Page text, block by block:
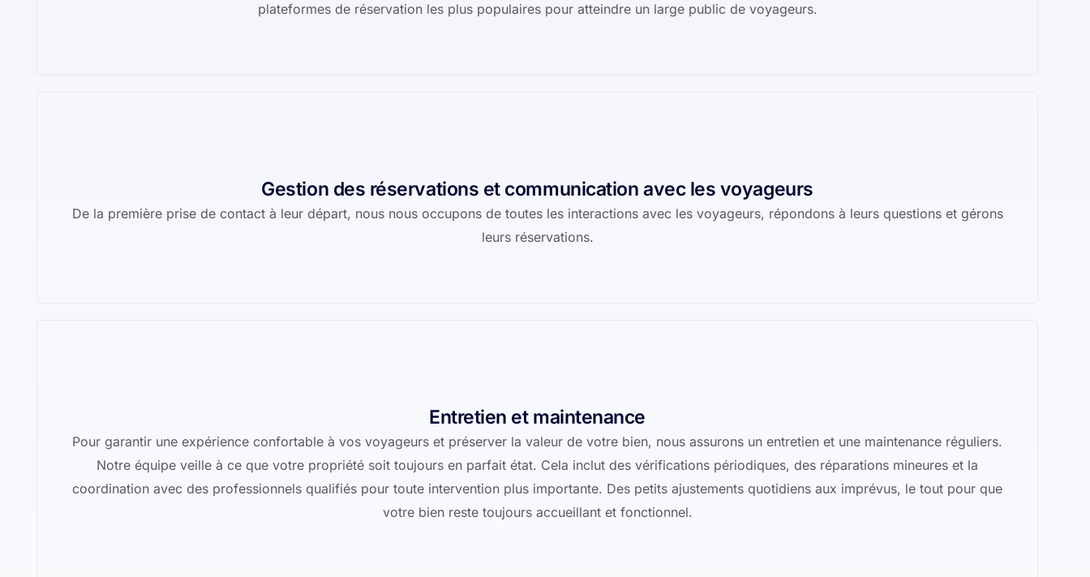
plateformes de réservation les plus populaires pour atteindre un large public de voyageurs.
Gestion des réservations et communication avec les voyageurs
De la première prise de contact à leur départ, nous nous occupons de toutes les interactions avec les voyageurs, répondons à leurs questions et gérons
leurs réservations.
Entretien et maintenance
Pour garantir une expérience confortable à vos voyageurs et préserver la valeur de votre bien, nous assurons un entretien et une maintenance réguliers.
Notre équipe veille à ce que votre propriété soit toujours en parfait état. Cela inclut des vérifications périodiques, des réparations mineures et la
coordination avec des professionnels qualifiés pour toute intervention plus importante. Des petits ajustements quotidiens aux imprévus, le tout pour que
votre bien reste toujours accueillant et fonctionnel.